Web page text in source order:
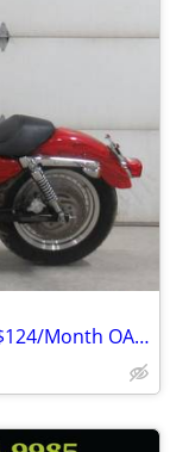
2004 Harley-Davidson Sportster 883 *$124/Month OAC $0 Down*